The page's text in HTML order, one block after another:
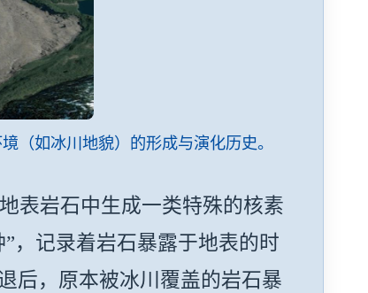
（如冰川地貌）的形成与演化历史。
岩石中生成一类特殊的核素
记录着岩石暴露于地表的时
后，原本被冰川覆盖的岩石暴